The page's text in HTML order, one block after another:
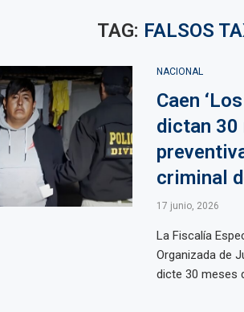
TAG: FALSOS
NACIONAL
Caen
dictan 30
criminal
17 junio, 2026
La Fiscalía
Organizada de
dicte 30 meses